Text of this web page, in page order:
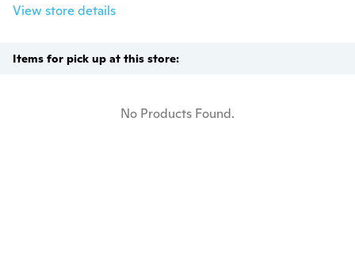
View store details
Items for pick up at this store:
No Products Found.